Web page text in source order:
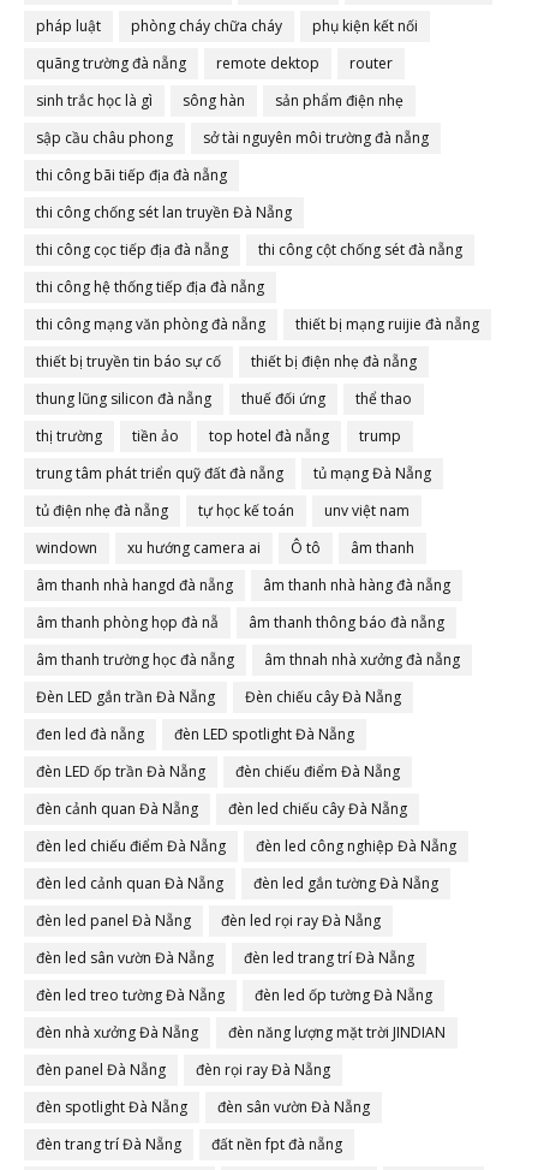
pháp luật
phòng cháy chữa cháy
phụ kiện kết nối
quãng trường đà nẵng
remote dektop
router
sinh trắc học là gì
sông hàn
sản phẩm điện nhẹ
sập cầu châu phong
sở tài nguyên môi trường đà nẵng
thi công bãi tiếp địa đà nẵng
thi công chống sét lan truyền Đà Nẵng
thi công cọc tiếp địa đà nẵng
thi công cột chống sét đà nẵng
thi công hệ thống tiếp địa đà nẵng
thi công mạng văn phòng đà nẵng
thiết bị mạng ruijie đà nẵng
thiết bị truyền tin báo sự cố
thiết bị điện nhẹ đà nẵng
thung lũng silicon đà nẵng
thuế đối ứng
thể thao
thị trường
tiền ảo top hotel đà nẵng
trump
trung tâm phát triển quỹ đất đà nẵng
tủ mạng Đà Nẵng
tủ điện nhẹ đà nẵng
tự học kế toán
unv việt nam
windown
xu hướng camera ai Ô tô
âm thanh
âm thanh nhà hangd đà nẵng
âm thanh nhà hàng đà nẵng
âm thanh phòng họp đà nẵ
âm thanh thông báo đà nẵng
âm thanh trường học đà nẵng
âm thnah nhà xưởng đà nẵng
Đèn LED gắn trần Đà Nẵng
Đèn chiếu cây Đà Nẵng
đen led đà nẵng
đèn LED spotlight Đà Nẵng
đèn LED ốp trần Đà Nẵng
đèn chiếu điểm Đà Nẵng
đèn cảnh quan Đà Nẵng
đèn led chiếu cây Đà Nẵng
đèn led chiếu điểm Đà Nẵng
đèn led công nghiệp Đà Nẵng
đèn led cảnh quan Đà Nẵng
đèn led gắn tường Đà Nẵng
đèn led panel Đà Nẵng
đèn led rọi ray Đà Nẵng
đèn led sân vườn Đà Nẵng
đèn led trang trí Đà Nẵng
đèn led treo tường Đà Nẵng
đèn led ốp tường Đà Nẵng
đèn nhà xưởng Đà Nẵng
đèn năng lượng mặt trời JINDIAN
đèn panel Đà Nẵng
đèn rọi ray Đà Nẵng
đèn spotlight Đà Nẵng
đèn sân vườn Đà Nẵng
đèn trang trí Đà Nẵng
đất nền fpt đà nẵng